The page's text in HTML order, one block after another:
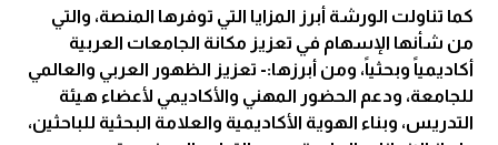
كما تناولت الورشة أبرز المزايا التي توفرها المنصة، والتي
من شأنها الإسهام في تعزيز مكانة الجامعات العربية
أكاديمياً وبحثياً، ومن أبرزها:- تعزيز الظهور العربي والعالمي
للجامعة، ودعم الحضور المهني والأكاديمي لأعضاء هيئة
التدريس، وبناء الهوية الأكاديمية والعلامة البحثية للباحثين،